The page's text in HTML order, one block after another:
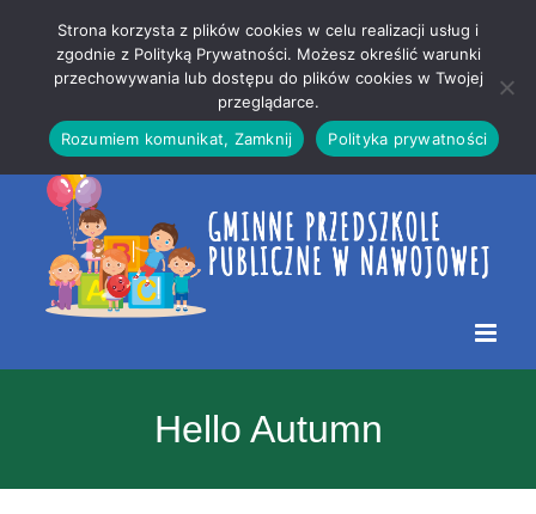
treści
strony
Hello Autumn
Strona korzysta z plików cookies w celu realizacji usług i
zgodnie z Polityką Prywatności. Możesz określić warunki
przechowywania lub dostępu do plików cookies w Twojej
przeglądarce.
Rozumiem komunikat, Zamknij
Polityka prywatności